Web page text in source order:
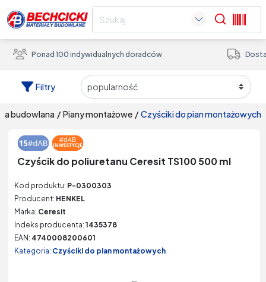
Ponad 100 indywidualnych doradców
Search
Filtry
czyściki do pian montażowych
/
piany montażowe
/
budowlana
Czyścik do poliuretanu Ceresit TS100 500 ml
Kod produktu: P-0300303
Producent: HENKEL
Marka: Ceresit
Indeks producenta: 1435378
EAN: 4740008200601
Kategoria: Czyściki do pian montażowych